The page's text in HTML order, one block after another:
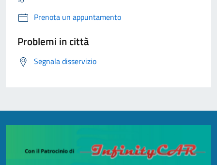
Prenota un appuntamento
Problemi in città
Segnala disservizio